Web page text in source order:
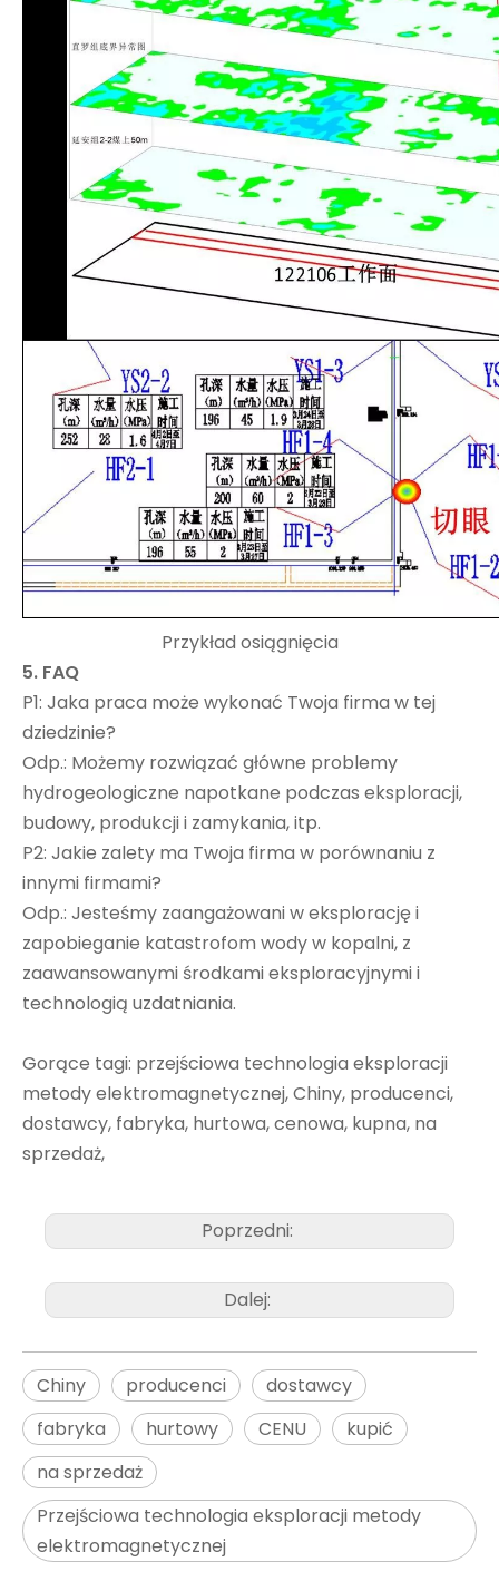
Przykład osiągnięcia
5. FAQ
P1: Jaka praca może wykonać Twoja firma w tej
dziedzinie?
Odp.: Możemy rozwiązać główne problemy
hydrogeologiczne napotkane podczas eksploracji,
budowy, produkcji i zamykania, itp.
P2: Jakie zalety ma Twoja firma w porównaniu z
innymi firmami?
Odp.: Jesteśmy zaangażowani w eksplorację i
zapobieganie katastrofom wody w kopalni, z
zaawansowanymi środkami eksploracyjnymi i
technologią uzdatniania.
Gorące tagi: przejściowa technologia eksploracji
metody elektromagnetycznej, Chiny, producenci,
dostawcy, fabryka, hurtowa, cenowa, kupna, na
sprzedaż,
Poprzedni:
Dalej:
Chiny producenci
dostawcy
fabryka
hurtowy CENU
kupić
na sprzedaż
Przejściowa technologia eksploracji metody
elektromagnetycznej